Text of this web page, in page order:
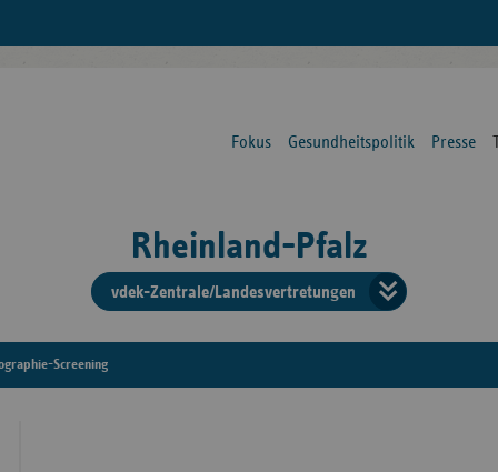
Fokus Gesundheitspolitik Presse
Rheinland-Pfalz
vdek-Zentrale/Landesvertretungen
der
Screening